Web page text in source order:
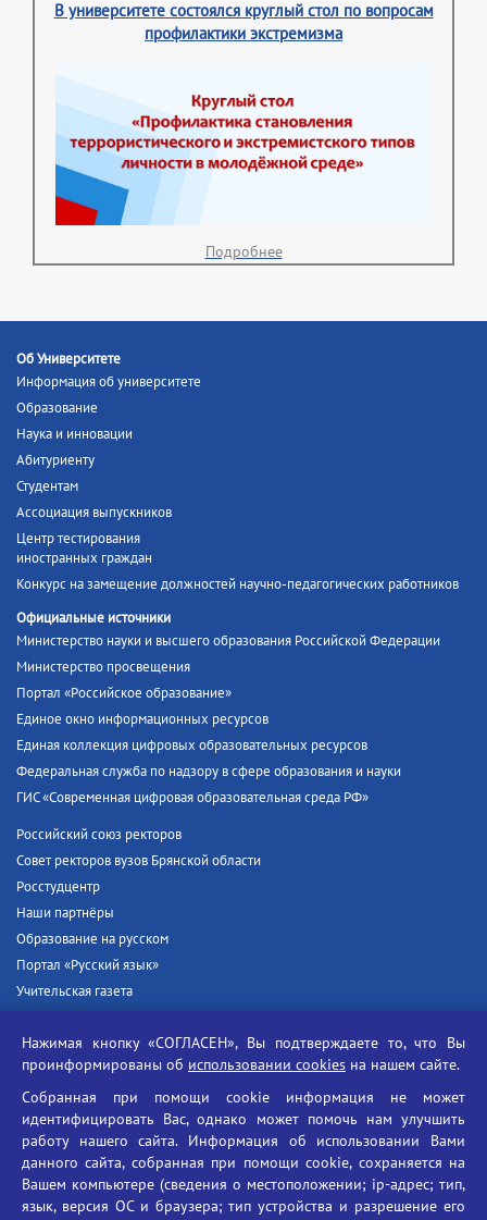
В университете состоялся круглый стол по вопросам
профилактики экстремизма
Подробнее
Об Университете
Информация об университете
Образование
Наука и инновации
Абитуриенту
Студентам
Ассоциация выпускников
Центр тестирования
иностранных граждан
Конкурс на замещение должностей научно-педагогических работников
Официальные источники
Министерство науки и высшего образования Российской Федерации
Министерство просвещения
Портал «Российское образование»
Единое окно информационных ресурсов
Единая коллекция цифровых образовательных ресурсов
Федеральная служба по надзору в сфере образования и науки
ГИС «Современная цифровая образовательная среда РФ»
Российский союз ректоров
Совет ректоров вузов Брянской области
Росстудцентр
Наши партнёры
Образование на русском
Портал «Русский язык»
Учительская газета
Единый портал государственных услуг
Противодействие угрозам информационной безопасности
Социальные ролики - Генеральная прокуратура РФ
Противодействие коррупции
БГУ против наркотиков
Нажимая кнопку «СОГЛАСЕН», Вы подтверждаете то, что Вы
проинформированы об использовании cookies на нашем сайте.
Собранная при помощи cookie информация не может
идентифицировать Вас, однако может помочь нам улучшить
работу нашего сайта. Информация об использовании Вами
данного сайта, собранная при помощи cookie, сохраняется на
Вашем компьютере (сведения о местоположении; ip-адрес; тип,
язык, версия ОС и браузера; тип устройства и разрешение его